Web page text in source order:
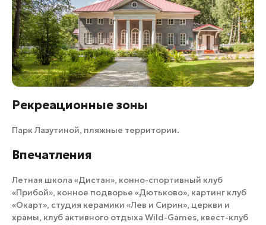
Рекреационные зоны
Парк Лазутиной, пляжные территории.
Впечатления
Летная школа «Дистан», конно-спортивный клуб
«Прибой», конное подворье «Дютьково», картинг клуб
«Окарт», студия керамики «Лев и Сирин», церкви и
храмы, клуб активного отдыха Wild-Games, квест-клуб